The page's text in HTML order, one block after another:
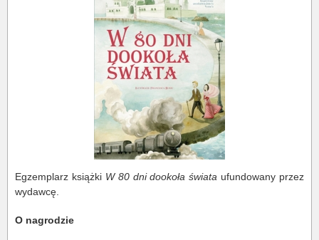
Egzemplarz książki W 80 dni dookoła świata ufundowany przez
wydawcę.
O nagrodzie